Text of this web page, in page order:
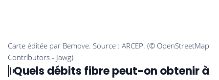
Quels débits fibre peut-on obtenir à